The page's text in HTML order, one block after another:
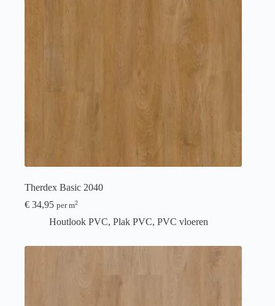
Therdex Basic 2040
€ 34,95 per m2
Houtlook PVC, Plak PVC, PVC vloeren